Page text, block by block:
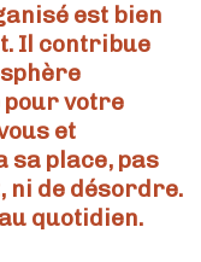
est bien
Il contribue
votre
et
sa place, pas
ni de désordre.
quotidien.